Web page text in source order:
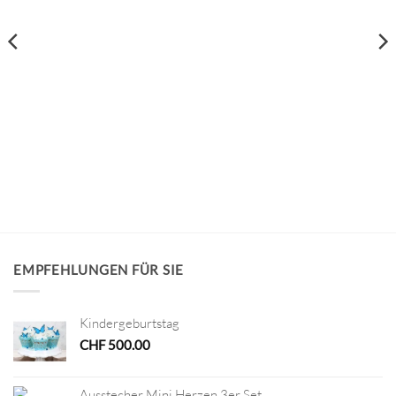
EMPFEHLUNGEN FÜR SIE
Kindergeburtstag
CHF500.00